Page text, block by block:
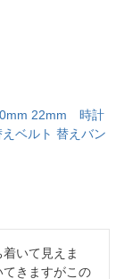
22mm 時計
ベルト 替えバン
いて見えま
きますがこの